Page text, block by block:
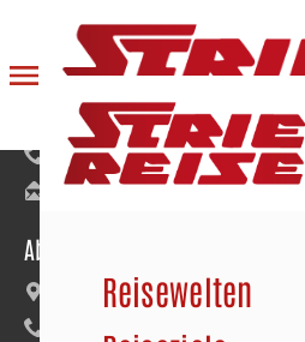
Reisewelten
Reiseanmeldung
Bäumerstraße 9–11 | 49477
+49 5451 91020
info@strier.de
Abfahrt der Busse
Maybachstraße 22 |